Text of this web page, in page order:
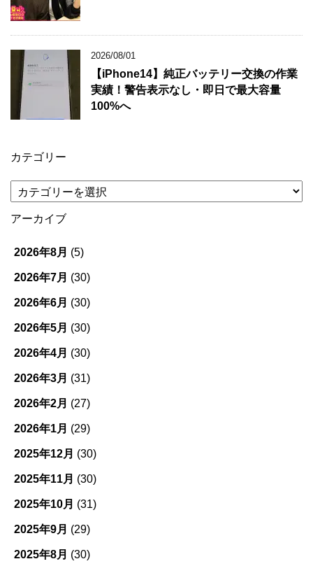
2026/08/01
【iPhone14】純正バッテリー交換の作業
実績！警告表示なし・即日で最大容量
100%へ
カテゴリー
テ
ゴ
ー
アーカイブ
2026年8月 (5)
2026年7月 (30)
2026年6月 (30)
2026年5月 (30)
2026年4月 (30)
2026年3月 (31)
2026年2月 (27)
2026年1月 (29)
2025年12月 (30)
2025年11月 (30)
2025年10月 (31)
2025年9月 (29)
2025年8月 (30)